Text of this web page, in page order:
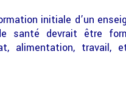
initiale d’un
santé devrait être
alimentation, travail,